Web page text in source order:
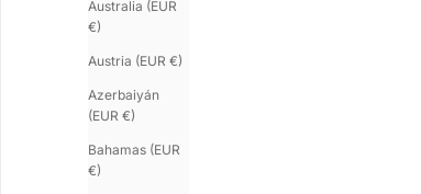
Australia (EUR
€)
Austria (EUR €)
Azerbaiyán
(EUR €)
Bahamas (EUR
€)